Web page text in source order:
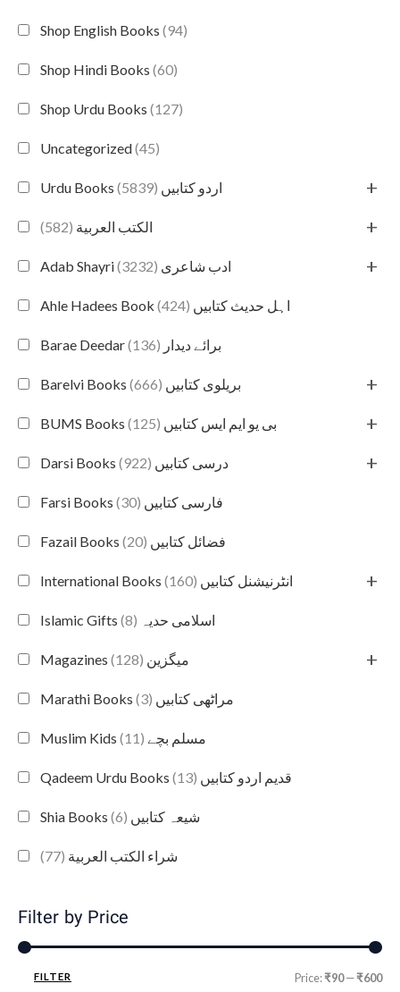
Shop English Books (94)
Shop Hindi Books (60)
Shop Urdu Books (127)
Uncategorized(45)
Urdu Books اردو کتابیں (5839) +
الكتب العربية (582) +
Adab Shayri ادب شاعری (3232) +
Ahle Hadees Book اہل حدیث کتابیں (424)
Barae Deedar برائے دیدار (136)
Barelvi Books بریلوی کتابیں (666) +
BUMS Books بی یو ایم ایس کتابیں (125) +
Darsi Books درسی کتابیں (922) +
Farsi Books فارسی کتابیں (30)
Fazail Books فضائل کتابیں (20)
International Books انٹرنیشنل کتابیں (160) +
Islamic Gifts اسلامی حدیہ (8)
Magazines میگزین (128) +
Marathi Books مراٹھی کتابیں (3)
Muslim Kids مسلم بچے (11)
Qadeem Urdu Books قدیم اردو کتابیں (13)
Shia Books شیعہ کتابیں (6)
شراء الكتب العربية (77)
Filter by Price
FILTER Price:₹90—₹600